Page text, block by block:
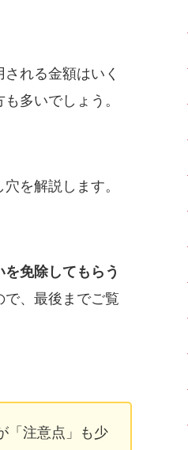
れる金額はいく
多いでしょう。
を解説します。
を免除してもらう
、最後までご覧
「注意点」も少